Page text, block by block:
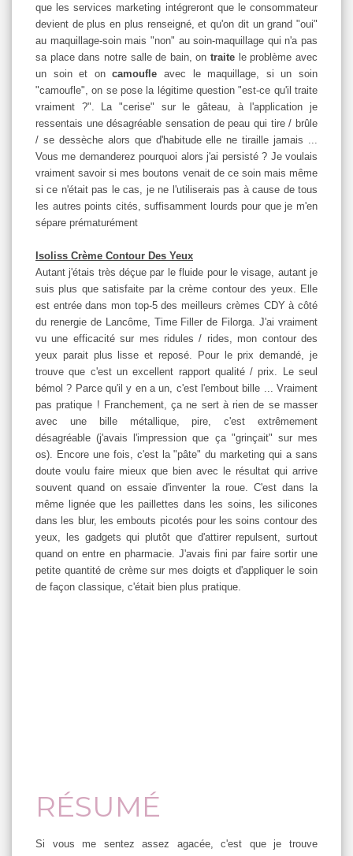
que les services marketing intégreront que le consommateur
devient de plus en plus renseigné, et qu'on dit un grand "oui"
au maquillage-soin mais "non" au soin-maquillage qui n'a pas
sa place dans notre salle de bain, ontraite le problème avec
un soin et oncamoufle avec le maquillage, si un soin
"camoufle", on se pose la légitime question "est-ce qu'il traite
vraiment ?". La "cerise" sur le gâteau, à l'application je
ressentais une désagréable sensation de peau qui tire / brûle
/ se dessèche alors que d'habitude elle ne tiraille jamais ...
Vous me demanderez pourquoi alors j'ai persisté ? Je voulais
vraiment savoir si mes boutons venait de ce soin mais même
si ce n'était pas le cas, je ne l'utiliserais pas à cause de tous
les autres points cités, suffisamment lourds pour que je m'en
sépare prématurément
Isoliss Crème Contour Des Yeux
Autant j'étais très déçue par le fluide pour le visage, autant je
suis plus que satisfaite par la crème contour des yeux. Elle
est entrée dans mon top-5 des meilleurs crèmes CDY à côté
du renergie de Lancôme, Time Filler de Filorga. J'ai vraiment
vu une efficacité sur mes ridules / rides, mon contour des
yeux parait plus lisse et reposé. Pour le prix demandé, je
trouve que c'est un excellent rapport qualité / prix. Le seul
bémol ? Parce qu'il y en a un, c'est l'embout bille ... Vraiment
pas pratique ! Franchement, ça ne sert à rien de se masser
avec une bille métallique, pire, c'est extrêmement
désagréable (j'avais l'impression que ça "grinçait" sur mes
os). Encore une fois, c'est la "pâte" du marketing qui a sans
doute voulu faire mieux que bien avec le résultat qui arrive
souvent quand on essaie d'inventer la roue. C'est dans la
même lignée que les paillettes dans les soins, les silicones
dans les blur, les embouts picotés pour les soins contour des
yeux, les gadgets qui plutôt que d'attirer repulsent, surtout
quand on entre en pharmacie. J'avais fini par faire sortir une
petite quantité de crème sur mes doigts et d'appliquer le soin
de façon classique, c'était bien plus pratique.
RÉSUMÉ
Si vous me sentez assez agacée, c'est que je trouve